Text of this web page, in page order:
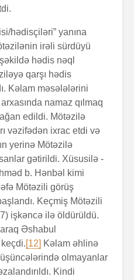
hədisçiləri” yanına
irəli sürdüyü
hədis nəql
qarşı hədis
Kəlam məsələlərini
namaz qılmaq
edildi. Mötəzilə
vəzifədən ixrac etdi və
yerinə Mötəzilə
gətirildi. Xüsusilə -
b. Hənbəl kimi
Mötəzili görüş
Keçmiş Mötəzili
işkəncə ilə öldürüldü.
Əshabul
[12] Kəlam əhlinə
olmayanlar
Kindi